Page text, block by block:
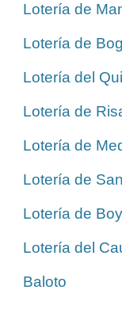
Lotería de
Lotería de
Lotería del
Lotería de
Lotería de
Lotería de
Lotería de
Lotería del
Baloto